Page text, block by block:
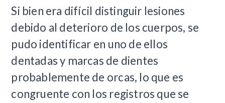
Si bien era difícil distinguir lesiones
debido al deterioro de los cuerpos, se
pudo identificar en uno de ellos
dentadas y marcas de dientes
probablemente de orcas, lo que es
congruente con los registros que se